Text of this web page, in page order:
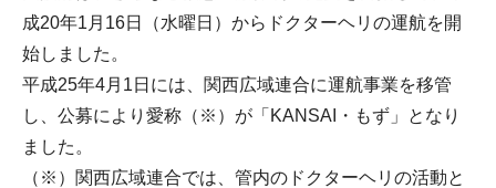
成20年1月16日（水曜日）からドクターヘリの運航を開
始しました。
平成25年4月1日には、関西広域連合に運航事業を移管
し、公募により愛称（※）が「KANSAI・もず」となり
ました。
（※）関西広域連合では、管内のドクターヘリの活動と